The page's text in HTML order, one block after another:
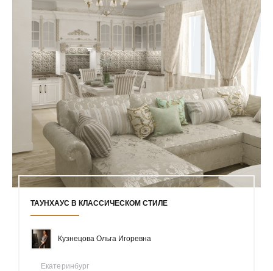
ТАУНХАУС В КЛАССИЧЕСКОМ СТИЛЕ
Кузнецова Ольга Игоревна
Екатеринбург